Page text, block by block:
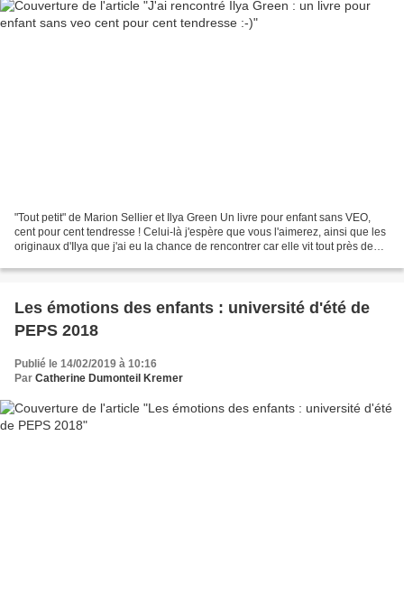
"Tout petit" de Marion Sellier et Ilya Green Un livre pour enfant sans VEO,
cent pour cent tendresse ! Celui-là j'espère que vous l'aimerez, ainsi que les
originaux d'Ilya que j'ai eu la chance de rencontrer car elle vit tout près de
Les émotions des enfants : université d'été de
PEPS 2018
Publié le 14/02/2019 à 10:16
Par Catherine Dumonteil Kremer